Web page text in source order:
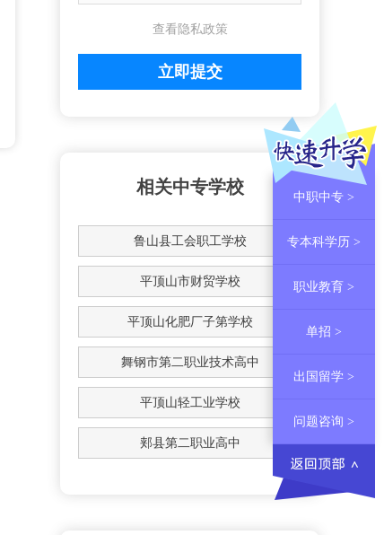
查看隐私政策
相关中专学校
鲁山县工会职工学校
平顶山市财贸学校
平顶山化肥厂子第学校
舞钢市第二职业技术高中
平顶山轻工业学校
郏县第二职业高中
中职中专 >
专本科学历 >
职业教育 >
单招 >
出国留学 >
问题咨询 >